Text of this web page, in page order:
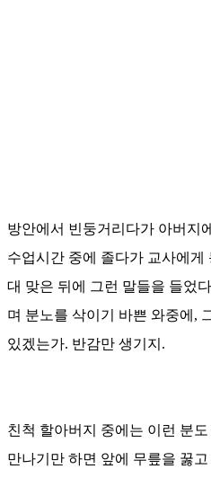
방안에서 빈둥거리다가 아버지
수업시간 중에 졸다가 교사에게
대 맞은 뒤에 그런 말들을 들었
며 분노를 삭이기 바쁜 와중에,
있겠는가. 반감만 생기지.
친척 할아버지 중에는 이런 분
만나기만 하면 앞에 무릎을 꿇